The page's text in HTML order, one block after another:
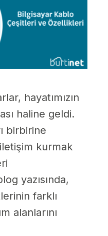
hayatımızın
haline geldi.
birbirine
kurmak
yazısında,
farklı
alanlarını